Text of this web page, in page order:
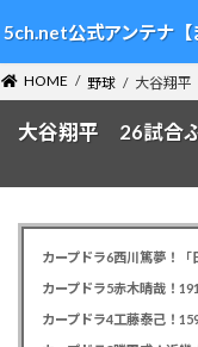
ン
テ
ン
ツ
ビ
ゲ
ー
シ
5ch.net公式アンテナ【
HOME 野球 大谷翔
大谷翔平 26試合
カープドラ4工藤泰己！